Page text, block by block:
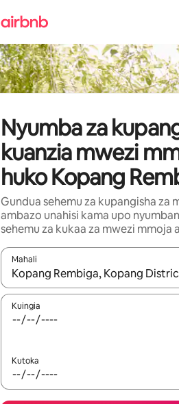
Nyumba za
kuanzia mwezi
huko Kopang
Gundua sehemu za kupangisha za
ambazo unahisi kama upo
sehemu za kukaa za mwezi mmoja
Mahali
Wakati matokeo yanapatikana,
Kuingia
Kutoka